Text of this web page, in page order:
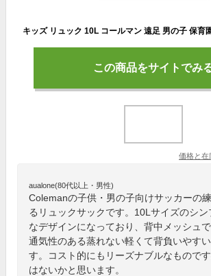
この商品をサイトでみ
価格と在
aualone(80代以上・男性)
Colemanの子供・男の子向けサッカーの
るリュックサックです。10Lサイズのシン
なデザインになっており、背中メッシュ
通気性のある蒸れない軽くて背負いやす
す。コスト的にもリーズナブルなもので
はないかと思います。